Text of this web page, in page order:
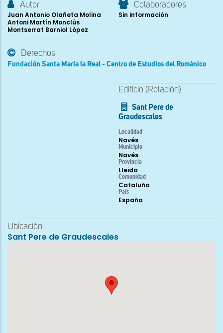
Autor
Juan Antonio Olañeta Molina
Antoni Martín Monclús
Montserrat Barniol López
Colaboradores
Sin información
Derechos
Fundación Santa María la Real - Centro de Estudios del Románico
Edificio (Relación)
Sant Pere de
Graudescales
Localidad
Navés
Municipio
Navés
Provincia
Lleida
Comunidad
Cataluña
País
España
Ubicación
Sant Pere de Graudescales